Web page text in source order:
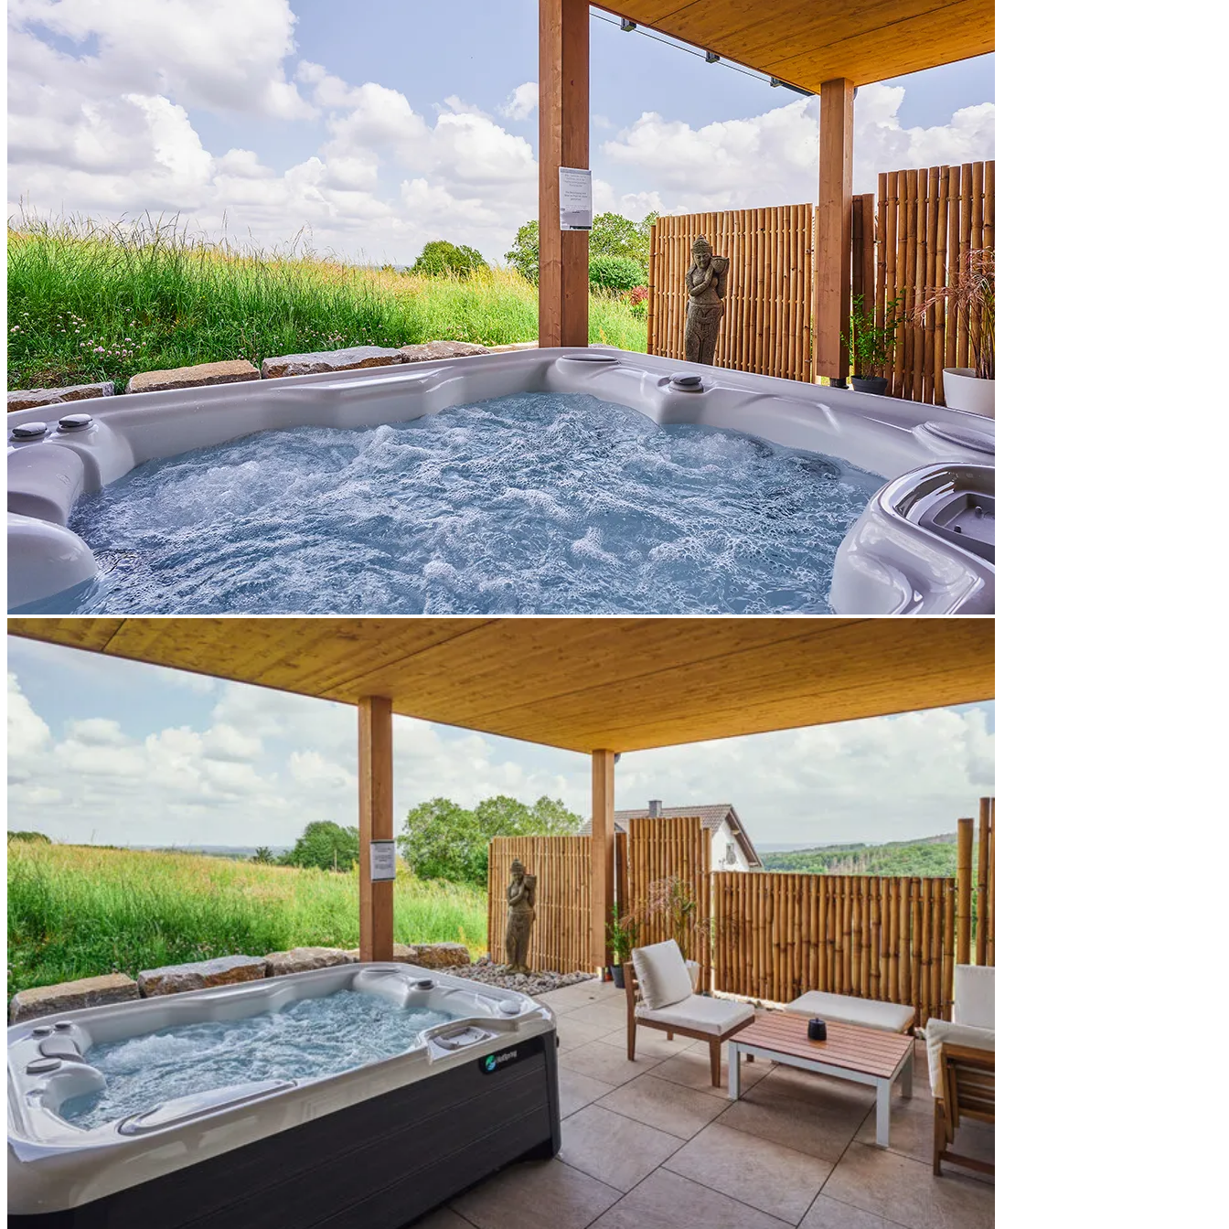
Whirlpool extérieur
Indépandant
Cheminée à bois
Baignoire balnéo intérieure
Station de recharge voiture électrique
Cabine infrarouge
Baignoire
Climatisation
Entièrement clôturé
Options de réservation
Chiens autorisés
Bébé bienvenu
Service de massages
Réservable pour 1 nuit
Service de livraison petit-déjeuner
Réinitialiser
Rechercher
Cliquez ici pour le réinitialiser.
Se connecter Vers la boutique en ligne